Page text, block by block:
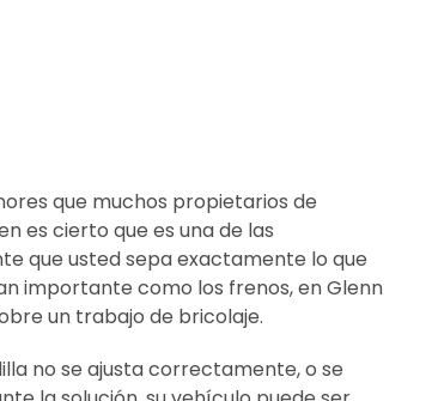
que muchos propietarios de
es cierto que es una de las
que usted sepa exactamente lo que
importante como los frenos, en Glenn
un trabajo de bricolaje.
no se ajusta correctamente, o se